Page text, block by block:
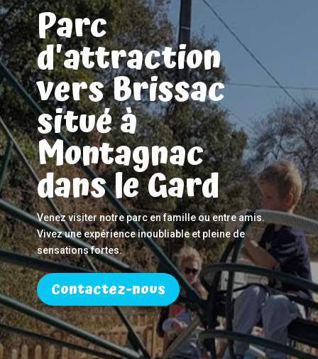
Parc
d'attraction
vers Brissac
situé à
Montagnac
dans le Gard
Venez visiter notre parc en famille ou entre amis.
Vivez une expérience inoubliable et pleine de
sensations fortes.
Contactez-nous